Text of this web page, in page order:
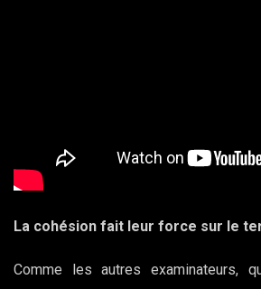
La cohésion fait leur force sur le
Comme les autres examinateurs,